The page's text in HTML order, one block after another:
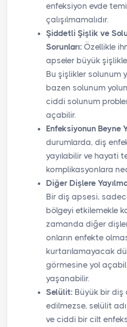
enfeksiyon evde
çalışılmamalıdır.
Şiddetli Şişlik ve
Sorunları: Özellikle
apseler büyük
Bu şişlikler solunum
bazen solunum
ciddi solunum
açabilir.
Enfeksiyonun Beyne
durumlarda, diş
yayılabilir ve hayati
komplikasyonlara
Diğer Dişlere
Bir diş apsesi,
bölgeyi etkilemekle
zamanda diğer
onların enfekte
kurtarılamayacak
görmesine yol
yaşanabilir.
Selülit: Büyük bir
edilmezse, selülit
ve ciddi bir cilt